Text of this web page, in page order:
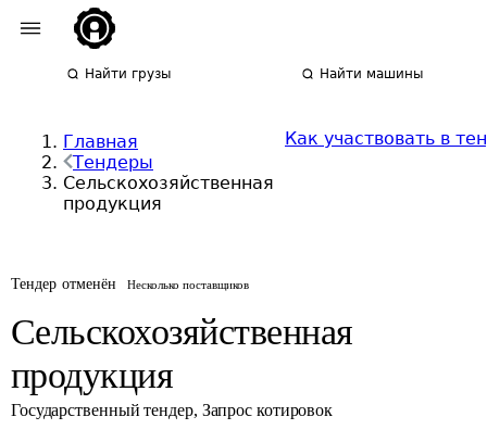
Найти грузы Найти машины
Главная
Тендеры
Сельскохозяйственная
продукция
Как участвовать в
Тендер отменён Несколько поставщиков
Сельскохозяйственная
продукция
Государственный тендер, Запрос котировок